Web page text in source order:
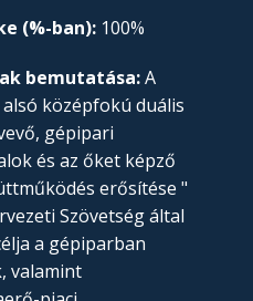
(%-ban): 100%
bemutatása:A
középfokú duális
gépipari
és az őket képző
erősítése "
Szövetség által
a gépiparban
valamint